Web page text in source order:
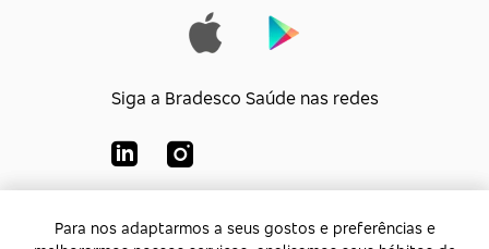
Para nos adaptarmos a seus gostos e preferências e
Siga a Bradesco Saúde nas redes
Bradesco Saúde S/A
Para nos adaptarmos a seus gostos e preferências e